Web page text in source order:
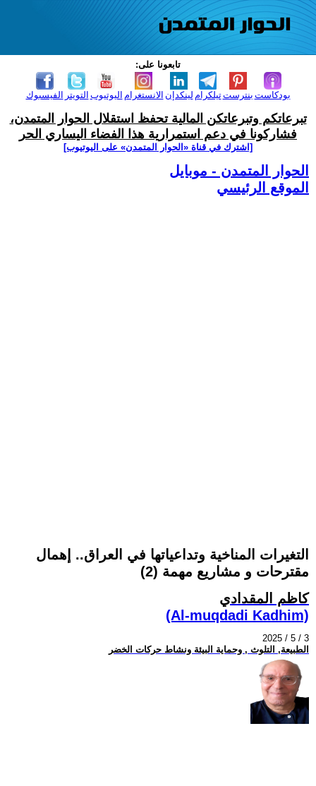
تابعونا على:
الفيسبوك التويتر اليوتيوب الانستغرام لينكدإن تيلكرامبنترست بودكاست
تبرعاتكم وتبرعاتكن المالية تحفظ استقلال الحوار المتمدن،
فشاركونا في دعم استمرارية هذا الفضاء اليساري الحر
[اشترك في قناة ‫«الحوار المتمدن» على اليوتيوب]
الحوار المتمدن - موبايل
الموقع الرئيسي
التغيرات المناخية وتداعياتها في العراق.. إهمال
مقترحات و مشاريع مهمة (2)
كاظم المقدادي
(Al-muqdadi Kadhim)
2025 / 5 / 3
الطبيعة, التلوث , وحماية البيئة ونشاط حركات الخضر